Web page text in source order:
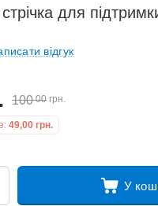
для
відгук
100 00 грн.
49,00 грн.
У